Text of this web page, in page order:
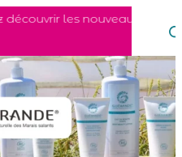
les nouveaux soins du